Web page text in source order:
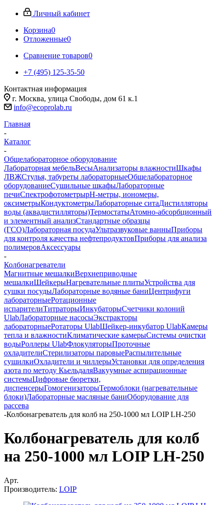
Личный кабинет
Корзина0
Отложенные0
Сравнение товаров0
+7 (495) 125-35-50
Контактная информация
г. Москва, улица Свободы, дом 61 к.1
info@ecoprolab.ru
Главная
-
Каталог
-
Общелабораторное оборудование
Лабораторная мебельВесыАнализаторы влажностиШкафы
ЛВЖСтулья, табуреты лабораторныеОбщелабораторное
оборудованиеСушильные шкафыЛабораторные
печиСпектрофотометрыpH-метры, иономеры,
оксиметрыКондуктометрыЛабораторные ситаДистилляторы
воды (аквадистилляторы)ТермостатыАтомно-абсорбционный
и элементный анализСтандартные образцы
(ГСО)Лабораторная посудаУльтразвуковые ванныПриборы
для контроля качества нефтепродуктовПриборы для анализа
полимеровАксессуары
-
Колбонагреватели
Магнитные мешалкиВерхнеприводные
мешалкиШейкерыНагревательные плитыУстройства для
сушки посудыЛабораторные водяные баниЦентрифуги
лабораторныеРотационные
испарителиТитраторыИнкубаторыСчетчики колоний
UlabЛабораторные насосыЭкстракторы
лабораторныеРотаторы UlabШейкер-инкубатор UlabКамеры
тепла и влажностиКлиматические камерыСистемы очистки
водыРоллеры UlabФлокуляторыПроточные
охладителиСтерилизаторы паровыеРаспылительные
сушилкиОхладители и чиллерыУстановки для определения
азота по методу КьельдаляВакуумные аспирационные
системыЦифровые бюретки,
диспенсерыГомогенизаторыТермоблоки (нагревательные
блоки)Лабораторные масляные баниОборудование для
рассева
-Колбонагреватель для колб на 250-1000 мл LOIP LH-250
Колбонагреватель для колб
на 250-1000 мл LOIP LH-250
Арт.
Производитель: LOIP